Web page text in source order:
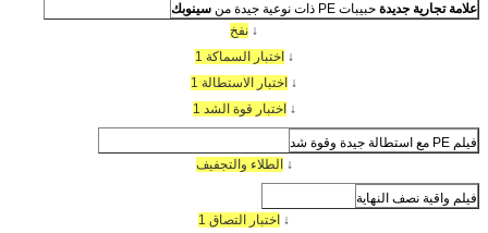
علامة تجارية جديدة حبيبات PE ذات نوعية جيدة من
سينوبك
↓ نفخ
↓ اختبار السماكة 1
↓ اختبار الاستطالة 1
↓ اختبار قوة الشد 1
فيلم PE مع استطالة جيدة وقوة شد
↓ الطلاء والتجفيف
فيلم واقية نصف النهاية
↓ اختبار التصاق 1